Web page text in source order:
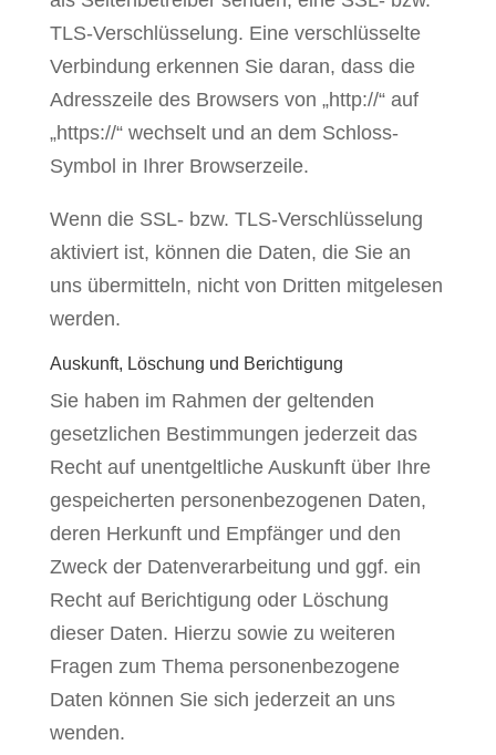
TLS-Verschlüsselung. Eine verschlüsselte
Verbindung erkennen Sie daran, dass die
Adresszeile des Browsers von „http://“ auf
„https://“ wechselt und an dem Schloss-
Symbol in Ihrer Browserzeile.
Wenn die SSL- bzw. TLS-Verschlüsselung
aktiviert ist, können die Daten, die Sie an
uns übermitteln, nicht von Dritten mitgelesen
werden.
Auskunft, Löschung und Berichtigung
Sie haben im Rahmen der geltenden
gesetzlichen Bestimmungen jederzeit das
Recht auf unentgeltliche Auskunft über Ihre
gespeicherten personenbezogenen Daten,
deren Herkunft und Empfänger und den
Zweck der Datenverarbeitung und ggf. ein
Recht auf Berichtigung oder Löschung
dieser Daten. Hierzu sowie zu weiteren
Fragen zum Thema personenbezogene
Daten können Sie sich jederzeit an uns
wenden.